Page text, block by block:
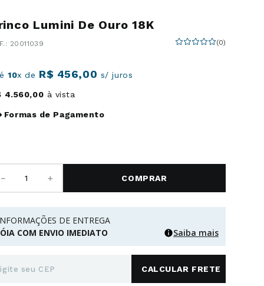
Lumini De Ouro 18K
: 20011039 (0)
10x de R$ 456,00 s/ juros
4.560,00 à vista
Formas de Pagamento
＋ COMPRAR
DE ENTREGA
COM ENVIO IMEDIATO
Saiba mais